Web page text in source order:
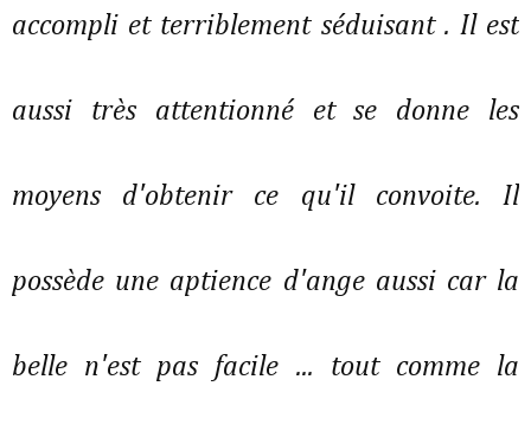
accompli et terriblement séduisant . Il est
aussi très attentionné et se donne les
moyens d'obtenir ce qu'il convoite. Il
possède une aptience d'ange aussi car la
belle n'est pas facile ... tout comme la